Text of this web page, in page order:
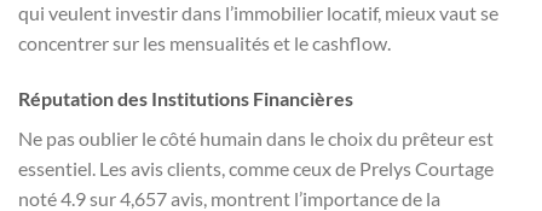
qui veulent investir dans l’immobilier locatif, mieux vaut se
concentrer sur les mensualités et le cashflow.
Réputation des Institutions Financières
Ne pas oublier le côté humain dans le choix du prêteur est
essentiel. Les avis clients, comme ceux de Prelys Courtage
noté 4.9 sur 4,657 avis, montrent l’importance de la